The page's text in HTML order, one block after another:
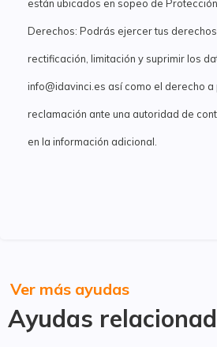
están ubicados en sopeo de
Derechos: Podrás ejercer tus
rectificación, limitación y suprimir los
info@idavinci.es así como el derecho
reclamación ante una autoridad de
en la información adicional.
Ayudas
Ver más ayudas